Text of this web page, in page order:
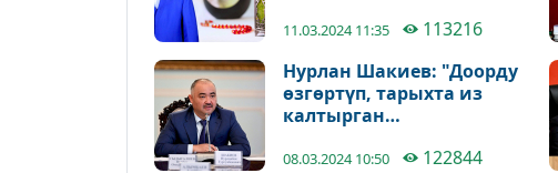
11.03.2024 11:35 113216
Нурлан Шакиев: "Доорду
өзгөртүп, тарыхта из
калтырган
берсин"
08.03.2024 10:50 122844